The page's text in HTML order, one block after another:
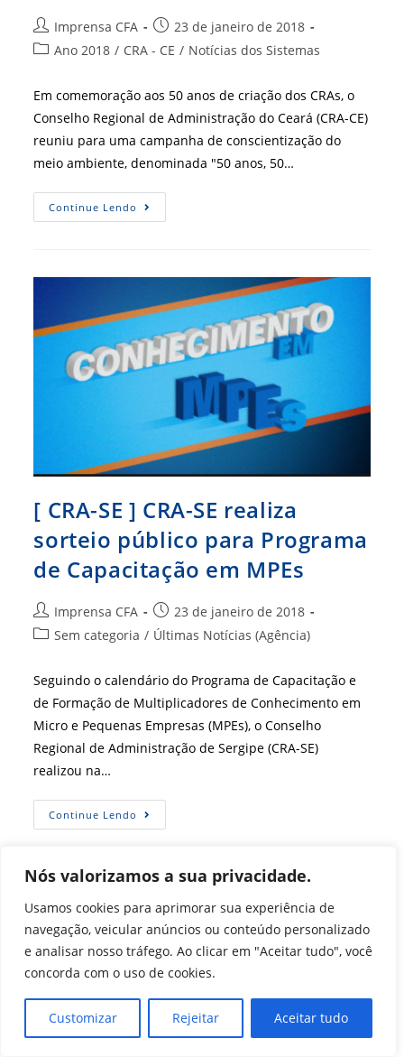
Nós valorizamos a sua privacidade.
Usamos cookies para aprimorar sua experiência de
navegação, veicular anúncios ou conteúdo personalizado
e analisar nosso tráfego. Ao clicar em "Aceitar tudo", você
concorda com o uso de cookies.
Customizar Rejeitar Aceitar tudo
Autor
do
Imprensa CFA
Post
publicado:
23 de janeiro de 2018
Categoria
Ano 2018 / CRA - CE / Notícias dos Sistemas
Em comemoração aos 50 anos de criação dos CRAs, o
Conselho Regional de Administração do Ceará (CRA-CE)
reuniu para uma campanha de conscientização do
meio ambiente, denominada "50 anos, 50…
Continue Lendo 50
Anos,
[ CRA-SE ] CRA-SE realiza
sorteio público para Programa
de Capacitação em MPEs
Autor
do
Imprensa CFA
Post
publicado:
23 de janeiro de 2018
Categoria
post:
Sem categoria / Últimas Notícias (Agência)
Seguindo o calendário do Programa de Capacitação e
de Formação de Multiplicadores de Conhecimento em
Micro e Pequenas Empresas (MPEs), o Conselho
Regional de Administração de Sergipe (CRA-SE)
realizou na…
Continue Lendo
CRA-
SE
Sorteio
Público
Para
De
Capacitação
Em